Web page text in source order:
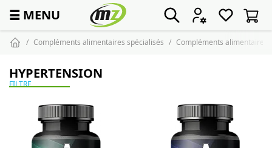
☰ MENU
Compléments alimentaires spécialisés Compléments alimentaires
HYPERTENSION
FILTRE